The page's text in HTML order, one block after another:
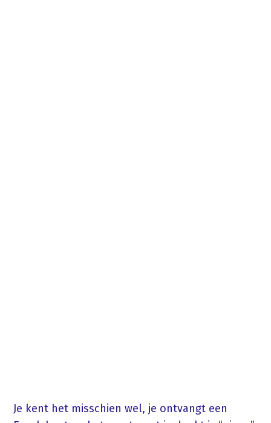
Je kent het misschien wel, je ontvangt een